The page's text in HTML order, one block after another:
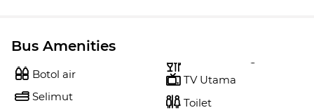
Bus Amenities
Botol air
Selimut
TV Utama
Toilet